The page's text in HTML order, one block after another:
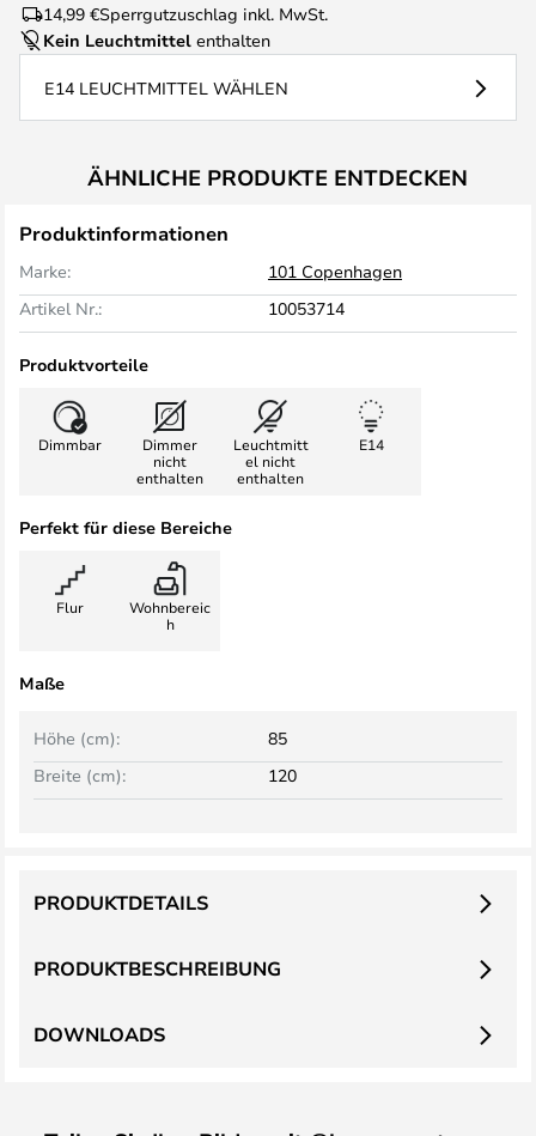
14,99 €Sperrgutzuschlag inkl. MwSt.
Kein Leuchtmittel enthalten
E14 LEUCHTMITTEL WÄHLEN
ÄHNLICHE PRODUKTE ENTDECKEN
Produktinformationen
Marke:
101 Copenhagen
Artikel Nr.:
10053714
Produktvorteile
Dimmbar
Dimmer
nicht
enthalten
Leuchtmitt
el nicht
enthalten
E14
Perfekt für diese Bereiche
Flur
Wohnbereic
h
Maße
Breite (cm): 120
Höhe (cm): 85
PRODUKTBESCHREIBUNG
PRODUKTDETAILS
DOWNLOADS